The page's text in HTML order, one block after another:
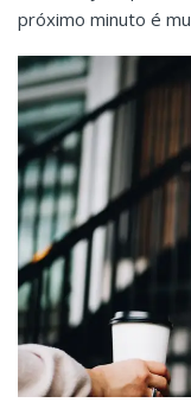
próximo minuto é